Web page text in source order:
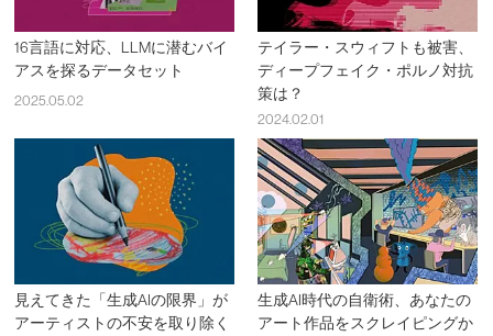
16言語に対応、LLMに潜むバイ
アスを探るデータセット
2025.05.02
テイラー・スウィフトも被害、
ディープフェイク・ポルノ対抗
策は？
2024.02.01
見えてきた「生成AIの限界」が
アーティストの不安を取り除く
生成AI時代の自衛術、あなたの
アート作品をスクレイピングか